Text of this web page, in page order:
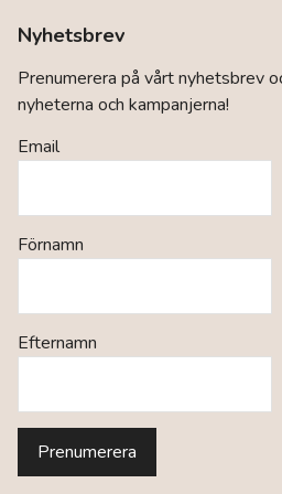
Nyhetsbrev
Prenumerera på vårt nyhetsbrev
nyheterna och kampanjerna!
Email
Förnamn
Efternamn